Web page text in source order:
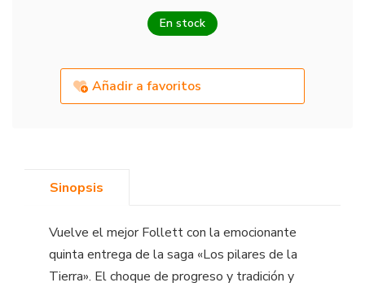
En stock
Añadir a favoritos
Sinopsis
Vuelve el mejor Follett con la emocionante
quinta entrega de la saga «Los pilares de la
Tierra». El choque de progreso y tradición y